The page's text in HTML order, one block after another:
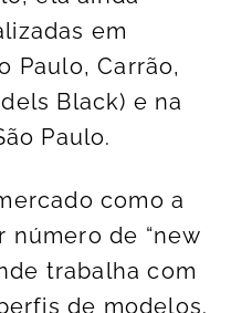
em
Paulo, Carrão,
Black) e na
Paulo.
como a
número de “new
trabalha com
de modelos.